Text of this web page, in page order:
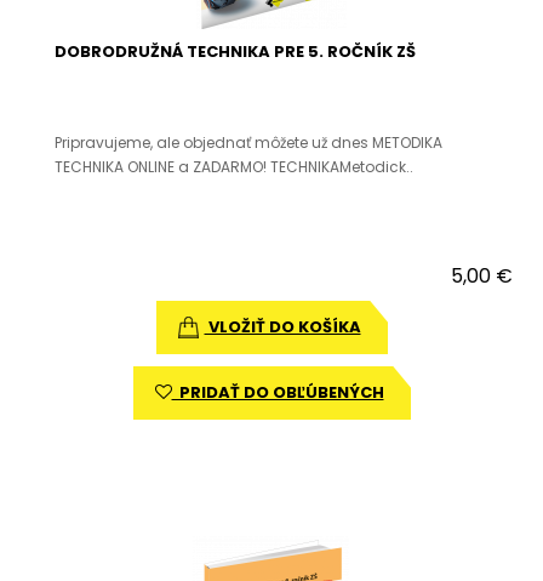
DOBRODRUŽNÁ TECHNIKA PRE 5. ROČNÍK ZŠ
Pripravujeme, ale objednať môžete už dnes METODIKA
TECHNIKA ONLINE a ZADARMO! TECHNIKAMetodick..
5,00 €
VLOŽIŤ DO KOŠÍKA
PRIDAŤ DO OBĽÚBENÝCH